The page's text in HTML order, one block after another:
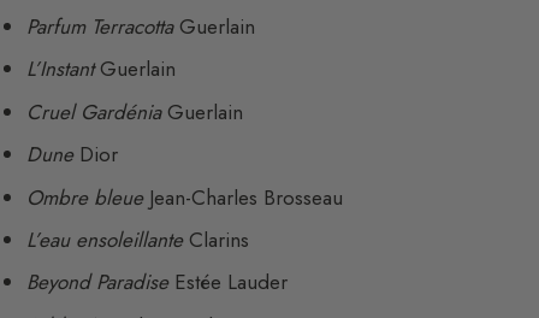
Parfum TerracottaGuerlain
L’InstantGuerlain
Cruel GardéniaGuerlain
DuneDior
Ombre bleueJean-Charles Brosseau
L’eau ensoleillanteClarins
Beyond ParadiseEstée Lauder